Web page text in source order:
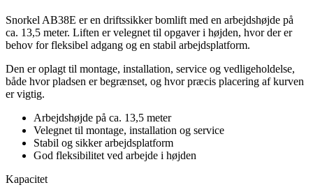
Snorkel AB38E er en driftssikker bomlift med en arbejdshøjde på
ca. 13,5 meter. Liften er velegnet til opgaver i højden, hvor der er
behov for fleksibel adgang og en stabil arbejdsplatform.
Den er oplagt til montage, installation, service og vedligeholdelse,
både hvor pladsen er begrænset, og hvor præcis placering af kurven
er vigtig.
Arbejdshøjde på ca. 13,5 meter
Velegnet til montage, installation og service
Stabil og sikker arbejdsplatform
God fleksibilitet ved arbejde i højden
Kapacitet